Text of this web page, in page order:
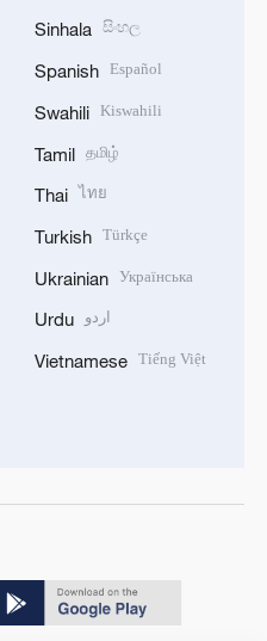
Sinhala සිංහල
Spanish Español
Swahili Kiswahili
Tamil தமிழ்
Thai ไทย
Turkish Türkçe
Ukrainian Українська
Urdu اردو
Vietnamese Tiếng Việt